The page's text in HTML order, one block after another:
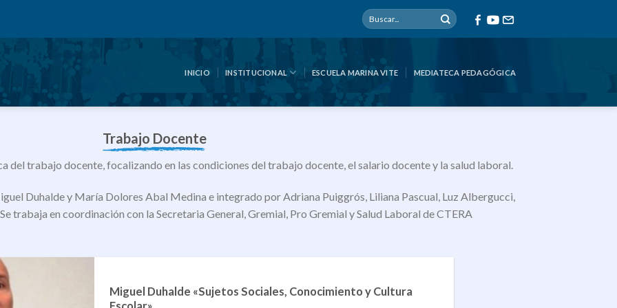
INICIO INSTITUCIONAL ESCUELA MARINA VITE MEDIATECA PEDAGÓGICA
Trabajo Docente
del trabajo docente, focalizando en las condiciones del trabajo docente, el salario docente y la salud laboral.
Duhalde y María Dolores Abal Medina e integrado por Adriana Puiggrós, Liliana Pascual, Luz Albergucci,
trabaja en coordinación con la Secretaria General, Gremial, Pro Gremial y Salud Laboral de CTERA
Miguel Duhalde «Sujetos Sociales, Conocimiento y Cultura